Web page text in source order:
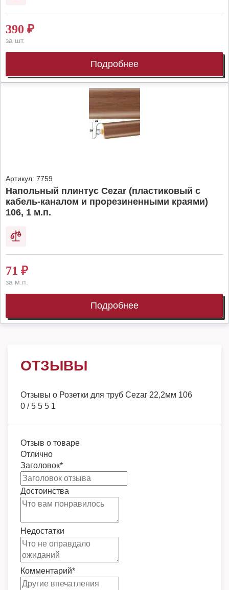
390 ₽
за шт.
Подробнее
Артикул: 7759
Напольный плинтус Cezar (пластиковый с
кабель-каналом и прорезиненными краями)
106, 1 м.п.
71 ₽
за м.п.
Подробнее
ОТЗЫВЫ
Отзывы о Розетки для труб Cezar 22,2мм 106
0 /5 5 5 1
Отзыв о товаре
Отлично
Заголовок*
Достоинства
Недостатки
Комментарий*